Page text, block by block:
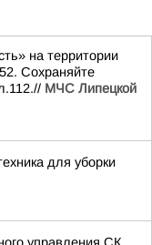
на территории
Сохраняйте
МЧС Липецкой
для уборки